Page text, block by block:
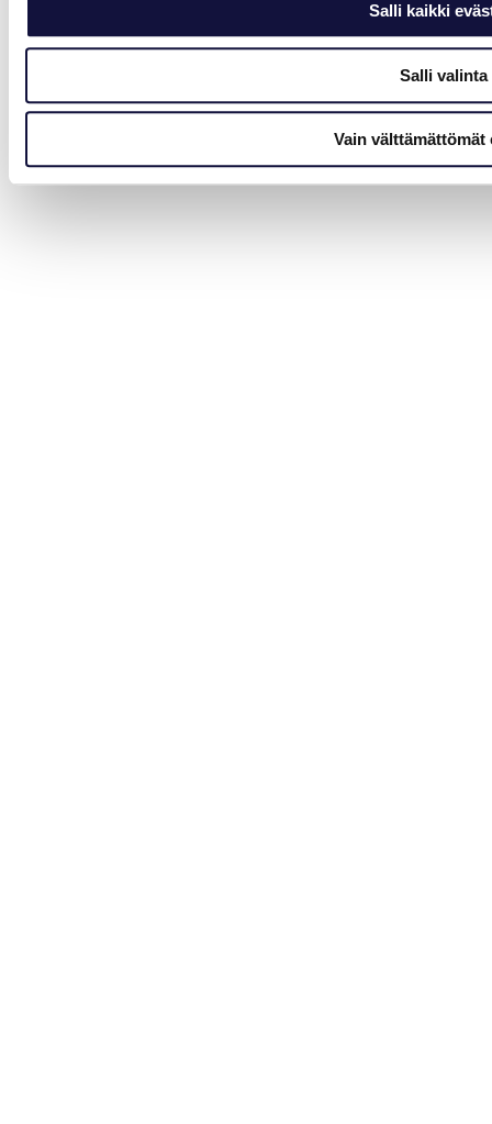
Salli kaikki
Salli valinta
Vain välttämättömät